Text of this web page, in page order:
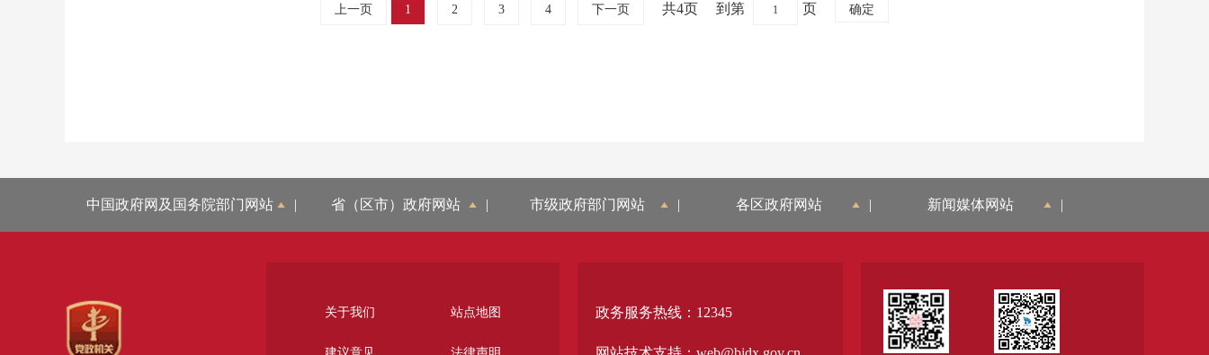
上一页 1 2 3 4 下一页 共4页 到第 页
中国政府网及国务院部门网站 | 省（区市）政府网站 | 市级政府部门网站 | 各区政府网站 | 新闻媒体网站 |
关于我们 站点地图 政务服务热线：12345